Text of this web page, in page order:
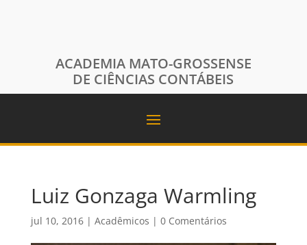
ACADEMIA MATO-GROSSENSE
DE CIÊNCIAS CONTÁBEIS
Luiz Gonzaga Warmling
jul 10, 2016| Acadêmicos | 0 Comentários